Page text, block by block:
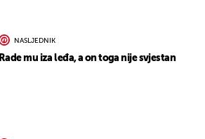
NASLJEDNIK
Rade mu iza leđa, a on toga nije svjestan